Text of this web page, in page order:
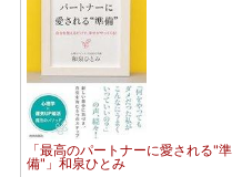
「最高のパートナーに愛される"準
備"」和泉ひとみ